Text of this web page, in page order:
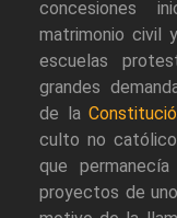
concesiones
matrimonio civil
escuelas
grandes
de la
culto no
que
proyectos de